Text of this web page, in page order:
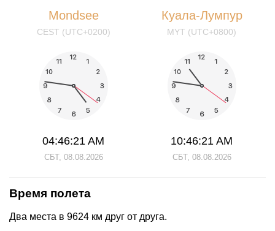
Mondsee
CEST (UTC+0200)
04:46:21 AM
СБТ, 08.08.2026
Куала-Лумпур
MYT (UTC+0800)
10:46:21 AM
СБТ, 08.08.2026
Время полета
Два места в 9624 км друг от друга.